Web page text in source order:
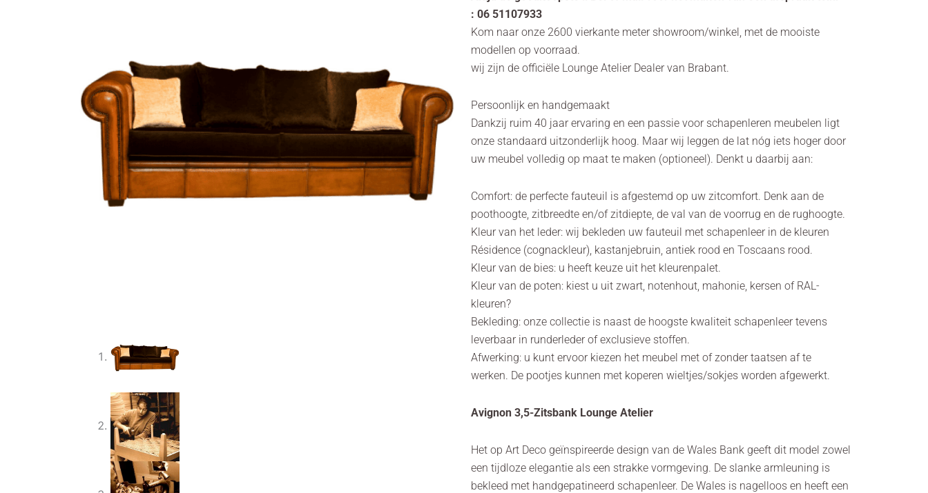
: 06 51107933
Kom naar onze 2600 vierkante meter showroom/winkel, met de mooiste
modellen op voorraad.
wij zijn de officiële Lounge Atelier Dealer van Brabant.
Persoonlijk en handgemaakt
Dankzij ruim 40 jaar ervaring en een passie voor schapenleren meubelen ligt
onze standaard uitzonderlijk hoog. Maar wij leggen de lat nóg iets hoger door
uw meubel volledig op maat te maken (optioneel). Denkt u daarbij aan:
Comfort: de perfecte fauteuil is afgestemd op uw zitcomfort. Denk aan de
poothoogte, zitbreedte en/of zitdiepte, de val van de voorrug en de rughoogte.
Kleur van het leder: wij bekleden uw fauteuil met schapenleer in de kleuren
Résidence (cognackleur), kastanjebruin, antiek rood en Toscaans rood.
Kleur van de bies: u heeft keuze uit het kleurenpalet.
Kleur van de poten: kiest u uit zwart, notenhout, mahonie, kersen of RAL-
kleuren?
Bekleding: onze collectie is naast de hoogste kwaliteit schapenleer tevens
leverbaar in runderleder of exclusieve stoffen.
Afwerking: u kunt ervoor kiezen het meubel met of zonder taatsen af te
werken. De pootjes kunnen met koperen wieltjes/sokjes worden afgewerkt.
Avignon 3,5-Zitsbank Lounge Atelier
Het op Art Deco geïnspireerde design van de Wales Bank geeft dit model zowel
een tijdloze elegantie als een strakke vormgeving. De slanke armleuning is
bekleed met handgepatineerd schapenleer. De Wales is nagelloos en heeft een